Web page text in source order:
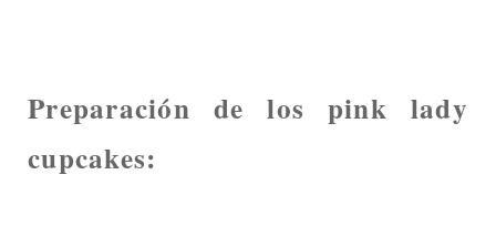
Preparación de los pink lady
cupcakes: